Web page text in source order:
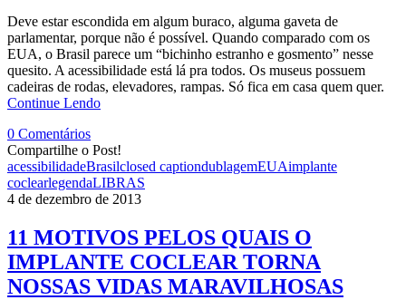
Deve estar escondida em algum buraco, alguma gaveta de
parlamentar, porque não é possível. Quando comparado com os
EUA, o Brasil parece um “bichinho estranho e gosmento” nesse
quesito. A acessibilidade está lá pra todos. Os museus possuem
cadeiras de rodas, elevadores, rampas. Só fica em casa quem quer.
Continue Lendo
0 Comentários
Compartilhe o Post!
acessibilidadeBrasilclosed captiondublagemEUAimplante
coclearlegendaLIBRAS
4 de dezembro de 2013
11 MOTIVOS PELOS QUAIS O
IMPLANTE COCLEAR TORNA
NOSSAS VIDAS MARAVILHOSAS